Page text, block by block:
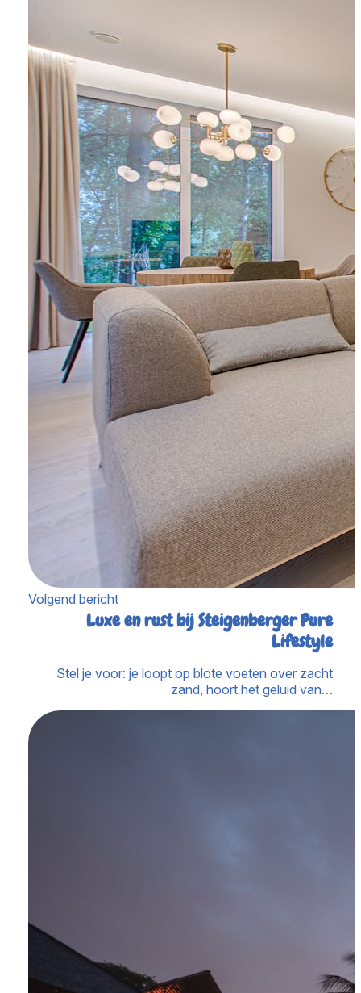
Volgend bericht
Luxe en rust bij Steigenberger Pure
Lifestyle
Stel je voor: je loopt op blote voeten over zacht
zand, hoort het geluid van…